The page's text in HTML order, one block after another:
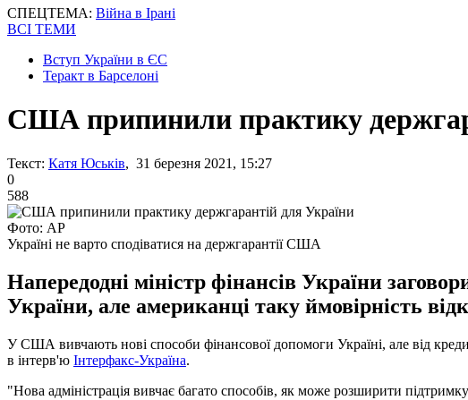
СПЕЦТЕМА: Війна в Ірані
ВСІ ТЕМИ
Вступ України в ЄС
Теракт в Барселоні
США припинили практику
Текст: Катя Юськів, 31 березня 2021, 15:27
0
588
Фото: AP
Україні не варто сподіватися на держгарантії США
Напередодні міністр фінансів України
України, але американці таку ймовірність
У США вивчають нові способи фінансової допомоги Україні, але від
в інтерв'ю Інтерфакс-Україна.
"Нова адміністрація вивчає багато способів, як може розширити